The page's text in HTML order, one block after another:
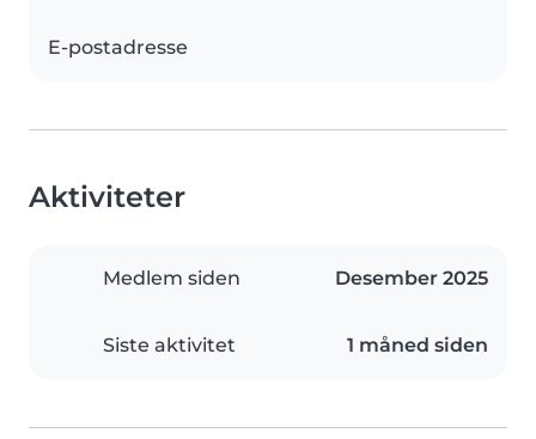
E-postadresse
Aktiviteter
Medlem siden Desember 2025
Siste aktivitet 1 måned siden